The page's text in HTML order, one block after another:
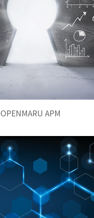
OPENMARU APM